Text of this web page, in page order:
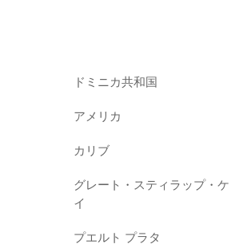
ドミニカ共和国
アメリカ
カリブ
グレート・スティラップ・ケ
イ
プエルト プラタ